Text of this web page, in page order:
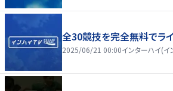
全30競技を完全無料でライ
2025/06/21 00:00インターハイ(イ